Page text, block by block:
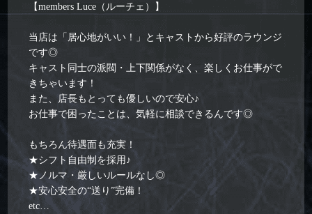
【members Luce（ルーチェ）】
当店は「居心地がいい！」とキャストから好評のラウンジ
です◎
キャスト同士の派閥・上下関係がなく、楽しくお仕事がで
きちゃいます！
また、店長もとっても優しいので安心♪
お仕事で困ったことは、気軽に相談できるんです◎
もちろん待遇面も充実！
★シフト自由制を採用♪
★ノルマ・厳しいルールなし◎
★安心安全の“送り”完備！
etc…